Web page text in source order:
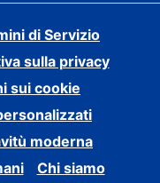
di Servizio
sulla privacy
sui cookie
moderna
Chi siamo